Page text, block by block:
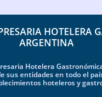
HOTELERA
ARGENTINA
Hotelera
sus entidades en todo el
hoteleros y